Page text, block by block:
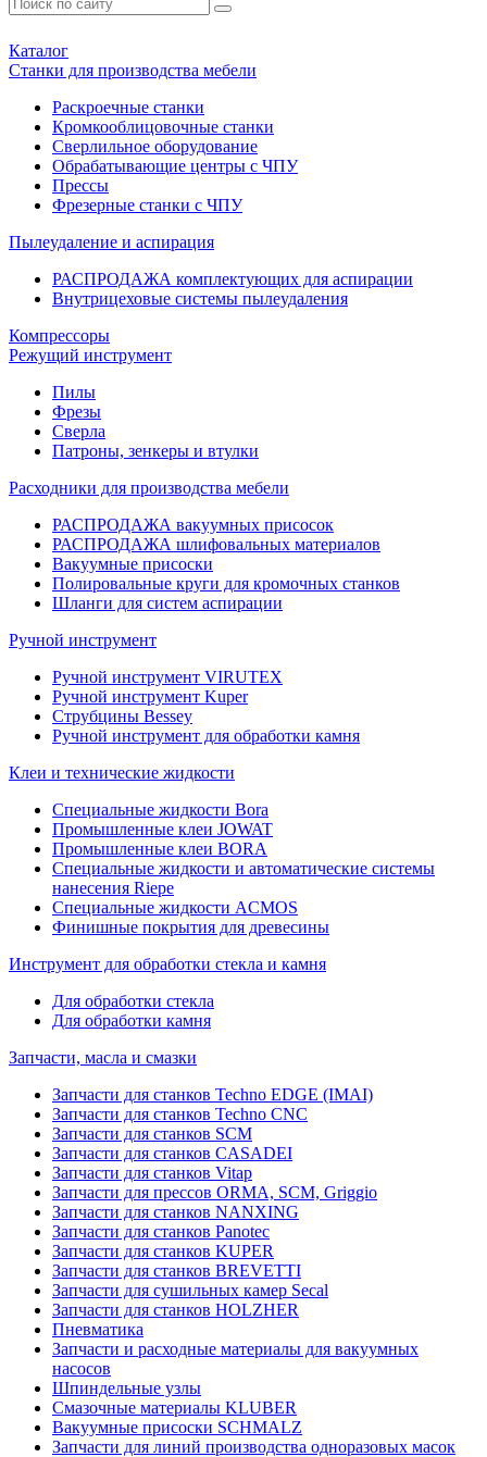
Каталог
Станки для производства мебели
Раскроечные станки
Кромкооблицовочные станки
Сверлильное оборудование
Обрабатывающие центры с ЧПУ
Прессы
Фрезерные станки с ЧПУ
Пылеудаление и аспирация
РАСПРОДАЖА комплектующих для аспирации
Внутрицеховые системы пылеудаления
Компрессоры
Режущий инструмент
Пилы
Фрезы
Сверла
Патроны, зенкеры и втулки
Расходники для производства мебели
РАСПРОДАЖА вакуумных присосок
РАСПРОДАЖА шлифовальных материалов
Вакуумные присоски
Полировальные круги для кромочных станков
Шланги для систем аспирации
Ручной инструмент
Ручной инструмент VIRUTEX
Ручной инструмент Kuper
Струбцины Bessey
Ручной инструмент для обработки камня
Клеи и технические жидкости
Специальные жидкости Bora
Промышленные клеи JOWAT
Промышленные клеи BORA
Специальные жидкости и автоматические системы
нанесения Riepe
Специальные жидкости ACMOS
Финишные покрытия для древесины
Инструмент для обработки стекла и камня
Для обработки стекла
Для обработки камня
Запчасти, масла и смазки
Запчасти для станков Techno EDGE (IMAI)
Запчасти для станков Techno CNC
Запчасти для станков SCM
Запчасти для станков CASADEI
Запчасти для станков Vitap
Запчасти для прессов ORMA, SCM, Griggio
Запчасти для станков NANXING
Запчасти для станков Panotec
Запчасти для станков KUPER
Запчасти для станков BREVETTI
Запчасти для сушильных камер Secal
Запчасти для станков HOLZHER
Пневматика
Запчасти и расходные материалы для вакуумных
насосов
Шпиндельные узлы
Смазочные материалы KLUBER
Вакуумные присоски SCHMALZ
Запчасти для линий производства одноразовых масок